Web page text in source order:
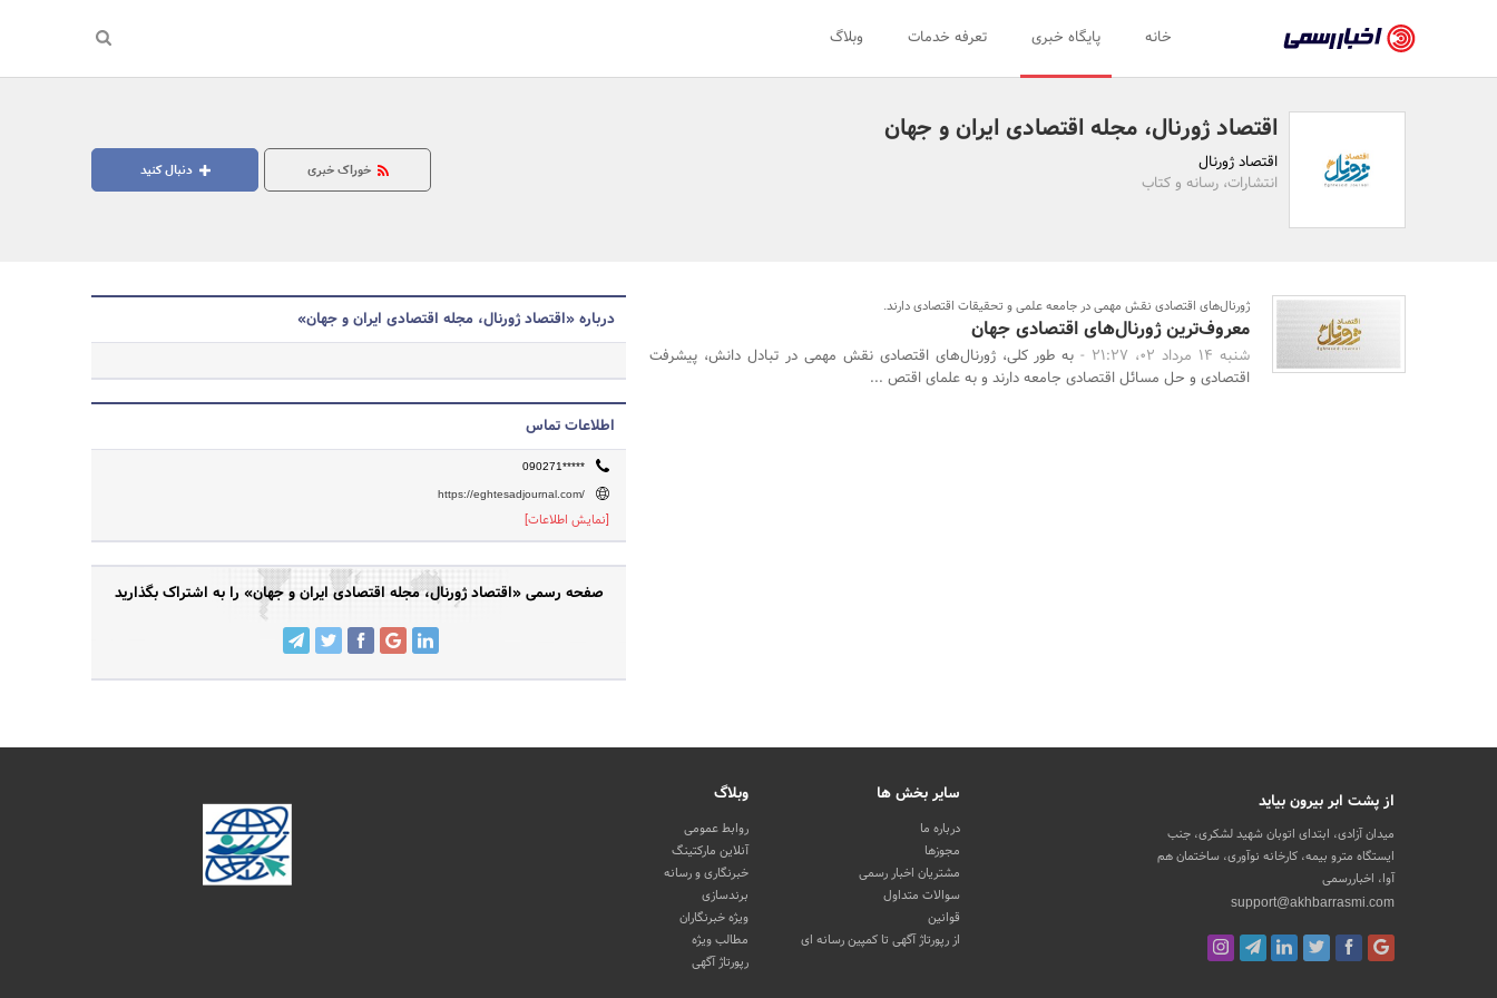
رسمی
-
اخبار
تایید
سازمان‌ها
روابط
خانه پایگاه خبری تعرفه خدمات وبلاگ
جستجو
اقتصاد ژورنال، مجله اقتصادی ایران و جهان
اقتصاد ژورنال
انتشارات، رسانه و کتاب
دنبال کنید خوراک خبری
ژورنال‌های اقتصادی نقش مهمی در جامعه علمی و تحقیقات اقتصادی دارند.
معروف‌ترین ژورنال‌های اقتصادی جهان
شنبه 14 مرداد 02، 21:27 -
به طور کلی، ژورنال‌های اقتصادی نقش مهمی در تبادل دانش، پیشرفت
اقتصادی و حل مسائل اقتصادی جامعه دارند و به علمای اقتص ...
درباره «اقتصاد ژورنال، مجله اقتصادی ایران و جهان»
اطلاعات تماس
090271*****
https://eghtesadjournal.com/
[نمایش اطلاعات]
صفحه رسمی «اقتصاد ژورنال، مجله اقتصادی ایران و جهان» را به اشتراک بگذارید
از پشت ابر بیرون بیاید
میدان آزادی، ابتدای اتوبان شهید لشکری، جنب
ایستگاه مترو بیمه، کارخانه نوآوری، ساختمان هم
آوا، اخباررسمی
support@akhbarrasmi.com
سایر بخش ها
درباره ما
مجوزها
مشتریان اخبار رسمی
سوالات متداول
قوانین
از رپورتاژ آگهی تا کمپین رسانه ای
وبلاگ
روابط عمومی
آنلاین مارکتینگ
خبرنگاری و رسانه
برندسازی
ویژه خبرنگاران
مطالب ویژه
رپورتاژ آگهی